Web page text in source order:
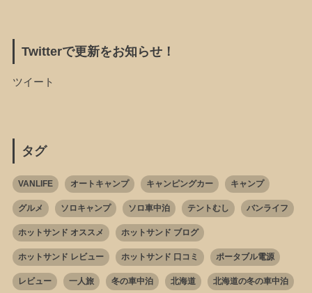
Twitterで更新をお知らせ！
ツイート
タグ
VANLIFE オートキャンプ キャンピングカー キャンプ
グルメ ソロキャンプ ソロ車中泊 テントむし バンライフ
ホットサンド オススメ ホットサンド ブログ
ホットサンド レビュー ホットサンド 口コミ ポータブル電源
レビュー 一人旅 冬の車中泊 北海道 北海道の冬の車中泊